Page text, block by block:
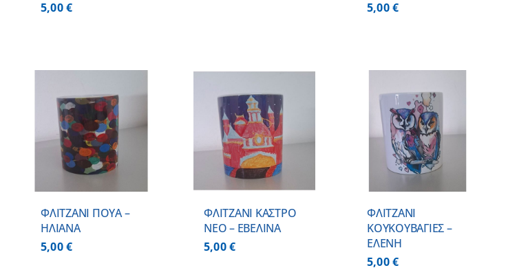
5,00€
5,00€
ΦΛΙΤΖΑΝΙ ΠΟΥΑ –
ΗΛΙΑΝΑ
5,00€
ΠΡΟΣΘΗΚΗ ΣΤΟ
ΚΑΛΑΘΙ
ΛΕΠΤΟΜΕΡΕΙΕΣ
ΦΛΙΤΖΑΝΙ ΚΑΣΤΡΟ
ΝΕΟ – ΕΒΕΛΙΝΑ
5,00€
ΠΡΟΣΘΗΚΗ ΣΤΟ
ΚΑΛΑΘΙ
ΛΕΠΤΟΜΕΡΕΙΕΣ
ΦΛΙΤΖΑΝΙ
ΚΟΥΚΟΥΒΑΓΙΕΣ –
ΕΛΕΝΗ
5,00€